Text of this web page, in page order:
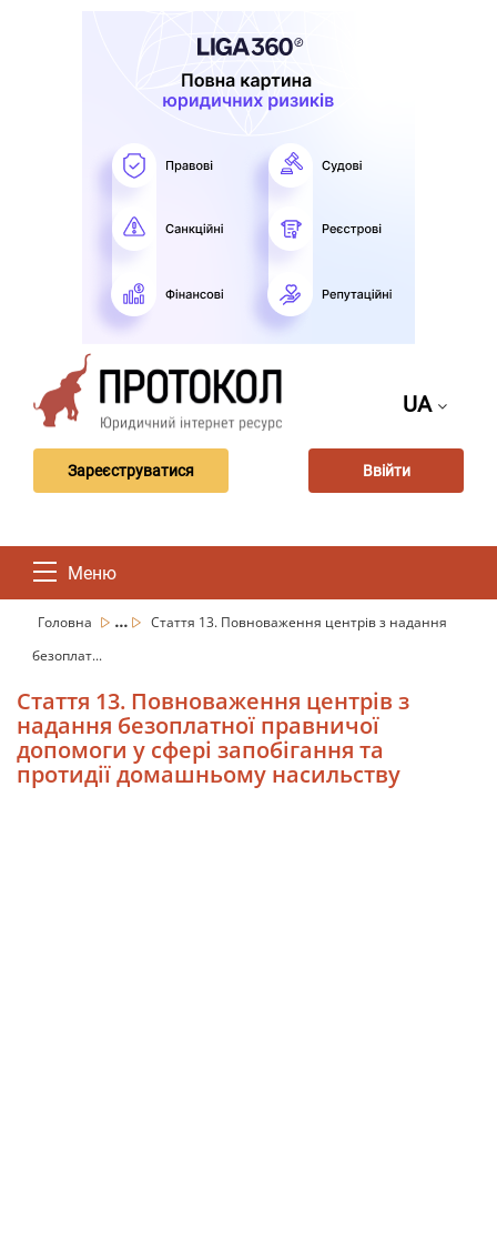
UA
Зареєструватися Ввійти
Меню
Головна ...
Стаття 13. Повноваження центрів з надання
безоплат...
Стаття 13. Повноваження центрів з
надання безоплатної правничої
допомоги у сфері запобігання та
протидії домашньому насильству